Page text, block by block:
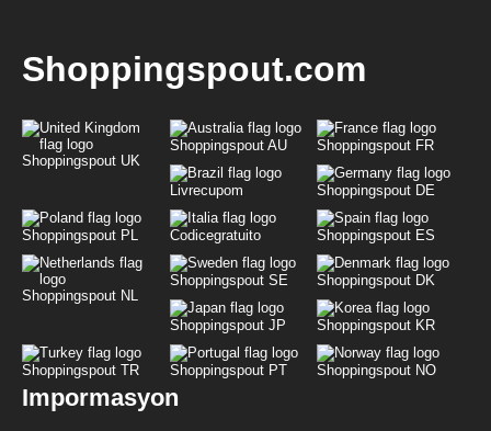
Shoppingspout.com
Shoppingspout UK
Shoppingspout AU Shoppingspout FR
Livrecupom Shoppingspout DE
Shoppingspout PL Codicegratuito Shoppingspout ES
Shoppingspout NL
Shoppingspout SE Shoppingspout DK
Shoppingspout JP Shoppingspout KR
Shoppingspout TR Shoppingspout PT Shoppingspout NO
Impormasyon